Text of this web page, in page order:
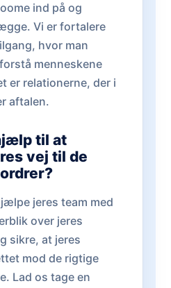
ind på og
Vi er fortalere
hvor man
menneskene
er relationerne, der i
aftalen.
til at
vej til de
jeres team med
over jeres
sikre, at jeres
mod de rigtige
Lad os tage en